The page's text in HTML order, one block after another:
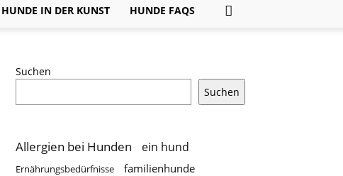
HUNDE IN DER KUNST HUNDE FAQS
Suchen
Suchen
Allergien bei Hunden ein hund
Ernährungsbedürfnisse familienhunde